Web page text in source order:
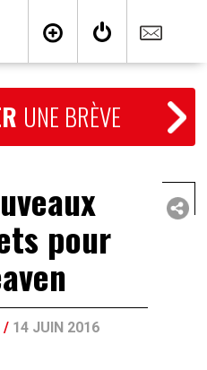
UNE BRÈVE
pour
/ 14 JUIN 2016